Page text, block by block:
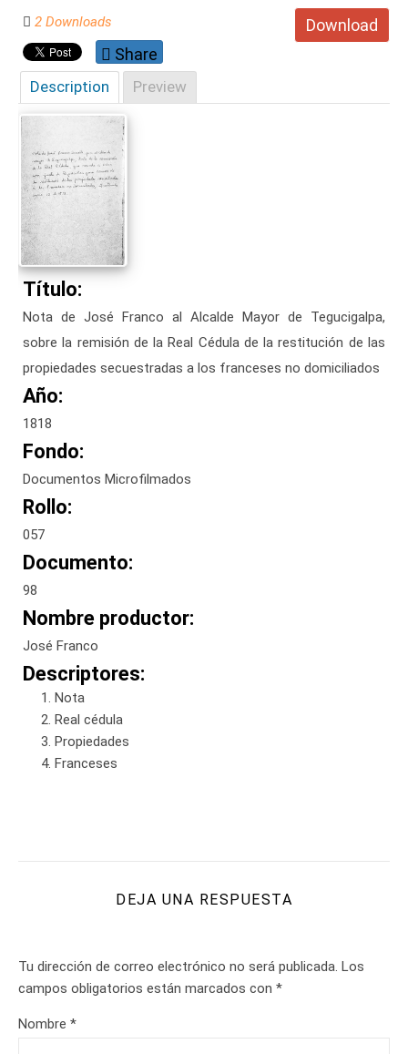
Download
2 Downloads
Share
Description Preview
Título:
Nota de José Franco al Alcalde Mayor de Tegucigalpa,
sobre la remisión de la Real Cédula de la restitución de las
propiedades secuestradas a los franceses no domiciliados
Año:
1818
Fondo:
Documentos Microfilmados
Rollo:
057
Documento:
98
Nombre productor:
José Franco
Descriptores:
Nota
Real cédula
Propiedades
Franceses
DEJA UNA RESPUESTA
Tu dirección de correo electrónico no será publicada. Los
campos obligatorios están marcados con *
Nombre *